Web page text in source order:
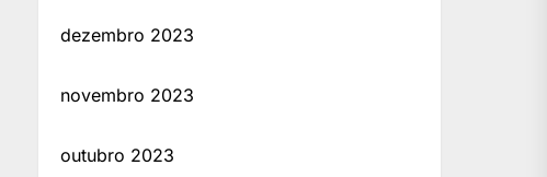
dezembro 2023
novembro 2023
outubro 2023